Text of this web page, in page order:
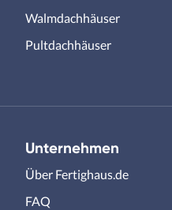
Walmdachhäuser
Pultdachhäuser
Unternehmen
Über Fertighaus.de
FAQ